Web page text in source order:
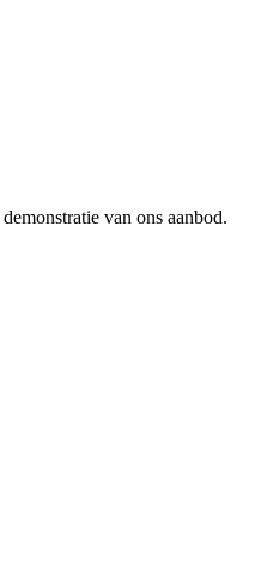
van ons aanbod.